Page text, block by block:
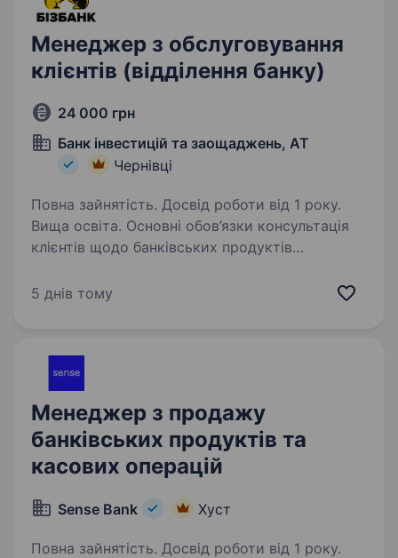
Менеджер з обслуговування
клієнтів (відділення банку)
24 000 грн
Банк інвестицій та заощаджень, АТ
Чернівці
Повна зайнятість. Досвід роботи від 1 року.
Вища освіта. Основні обов’язки консультація
клієнтів щодо банківських продуктів
поточних, депозитних і карткових рахунків;
5 днів тому
Менеджер з продажу
банківських продуктів та
касових операцій
Sense Bank Хуст
Повна зайнятість. Досвід роботи від 1 року.